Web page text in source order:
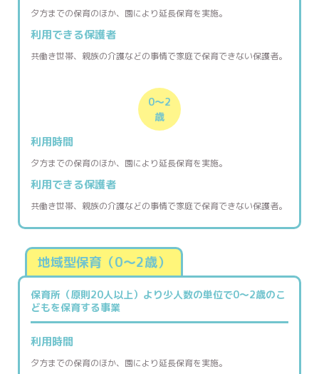
夕方までの保育のほか、園により延長保育を実施。
利用できる保護者
共働き世帯、親族の介護などの事情で家庭で保育できない保護者。
0〜2
歳
利用時間
夕方までの保育のほか、園により延長保育を実施。
利用できる保護者
共働き世帯、親族の介護などの事情で家庭で保育できない保護者。
地域型保育（0〜2歳）
保育所（原則20人以上）より少人数の単位で0〜2歳のこ
どもを保育する事業
利用時間
夕方までの保育のほか、園により延長保育を実施。